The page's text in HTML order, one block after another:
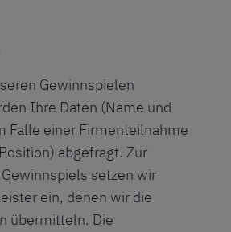
Gewinnspielen
Ihre Daten (Name und
Falle einer Firmenteilnahme
abgefragt. Zur
setzen wir
ein, denen wir die
übermitteln. Die